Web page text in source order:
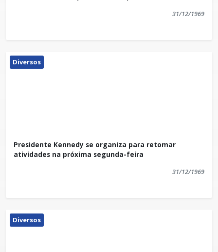
31/12/1969
Diversos
Presidente Kennedy se organiza para retomar
atividades na próxima segunda-feira
31/12/1969
Diversos